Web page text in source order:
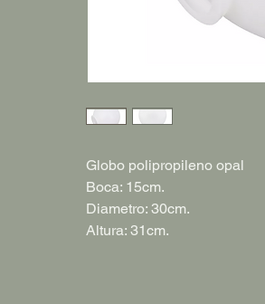
Globo polipropileno opal
Boca: 15cm.
Diametro: 30cm.
Altura: 31cm.